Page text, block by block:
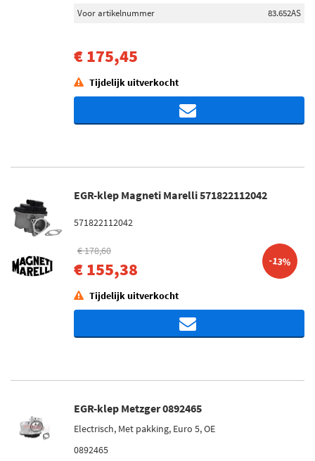
Voor artikelnummer
83.652AS
€ 175,45
Tijdelijk uitverkocht
EGR-klep Magneti Marelli 571822112042
571822112042
€ 178,60
€ 155,38 -13%
Tijdelijk uitverkocht
EGR-klep Metzger 0892465
Electrisch, Met pakking, Euro 5, OE
0892465